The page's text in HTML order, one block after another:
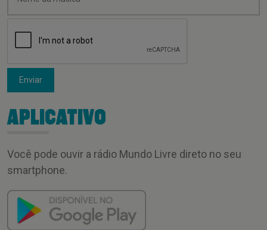
Enviar
APLICATIVO
Você pode ouvir a rádio Mundo Livre direto no seu
smartphone.